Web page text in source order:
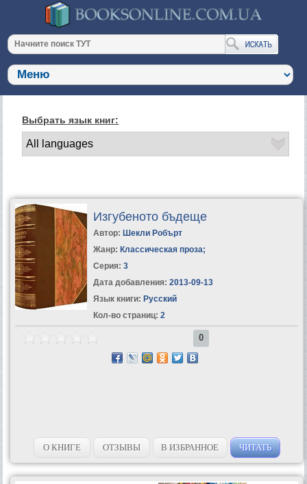
Выбрать язык книг:
Изгубеното бъдеще
Автор: Шекли Робърт
Жанр: Классическая проза;
Серия: 3
Дата добавления: 2013-09-13
Язык книги: Русский
Кол-во страниц: 2
0
О КНИГЕ ОТЗЫВЫ В ИЗБРАННОЕ ЧИТАТЬ